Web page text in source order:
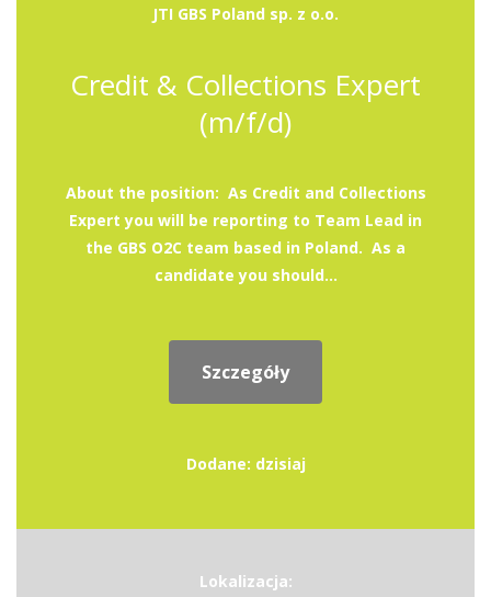
JTI GBS Poland sp. z o.o.
Credit & Collections Expert
(m/f/d)
About the position: As Credit and Collections
Expert you will be reporting to Team Lead in
the GBS O2C team based in Poland. As a
candidate you should...
Szczegóły
Dodane: dzisiaj
Lokalizacja: